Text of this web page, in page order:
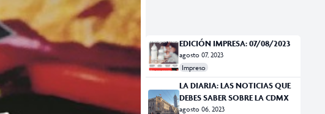
EDICIÓN IMPRESA: 07/08/2023
agosto 07, 2023
Impreso
LA DIARIA: LAS NOTICIAS QUE
DEBES SABER SOBRE LA CDMX
agosto 06, 2023